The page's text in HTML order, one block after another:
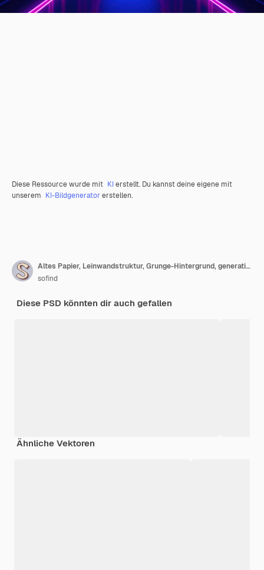
Diese Ressource wurde mit KIerstellt. Du kannst deine eigene mit
unserem KI-Bildgenerator erstellen.
Altes Papier, Leinwandstruktur, Grunge-Hintergrund, generative KI
sofind
Diese PSD könnten dir auch gefallen
Ähnliche Vektoren